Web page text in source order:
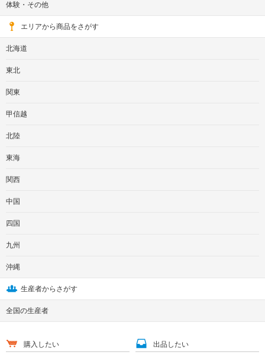
体験・その他
エリアから商品をさがす
北海道
東北
関東
甲信越
北陸
東海
関西
中国
四国
九州
沖縄
生産者からさがす
全国の生産者
購入したい 出品したい